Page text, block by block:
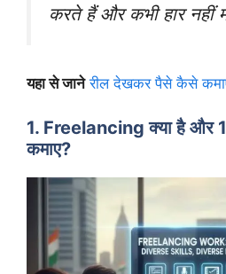
करते हैं और कभी हार नहीं
यहा से जाने रील देखकर पैसे कैसे
1. Freelancing क्या है और
कमाए?